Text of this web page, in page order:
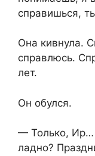
справишься,
Она кивнула.
справлюсь.
лет.
Он обулся.
— Только, Ир…
ладно?